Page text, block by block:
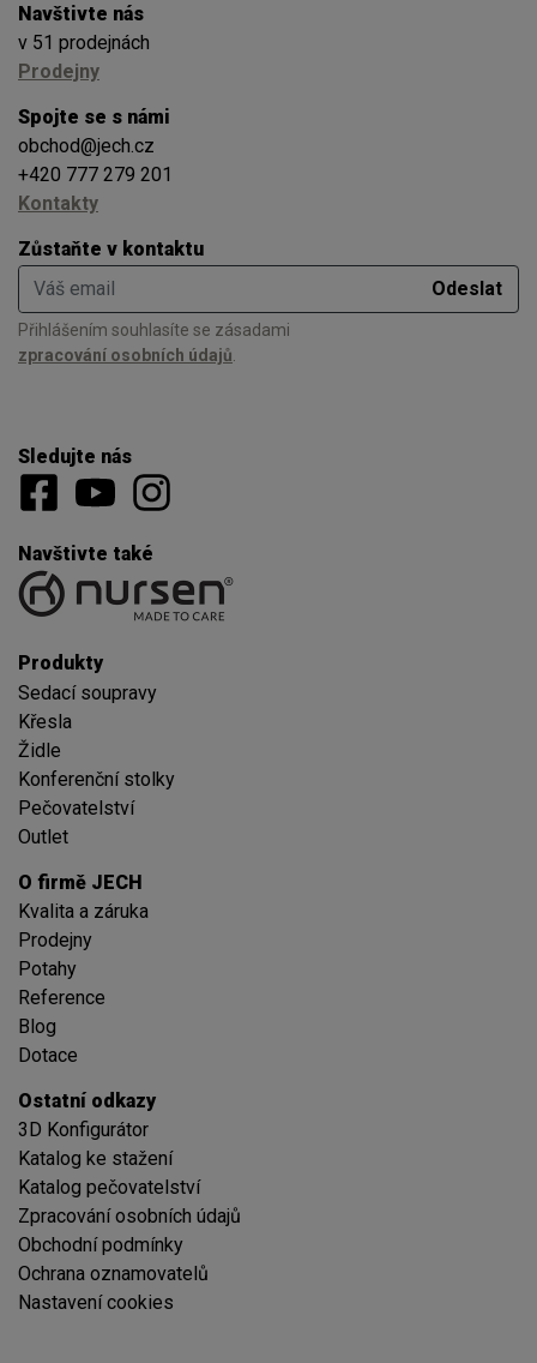
Navštivte nás
v 51 prodejnách
Prodejny
Spojte se s námi
obchod@jech.cz
+420 777 279 201
Kontakty
Zůstaňte v kontaktu
Váš email
Odeslat
Přihlášením souhlasíte se zásadami
zpracování osobních údajů
Sledujte nás
Navštivte také
Produkty
Sedací soupravy
Křesla
Židle
Konferenční stolky
Pečovatelství
Outlet
O firmě JECH
Kvalita a záruka
Prodejny
Potahy
Reference
Blog
Dotace
Ostatní odkazy
3D Konfigurátor
Katalog ke stažení
Katalog pečovatelství
Zpracování osobních údajů
Obchodní podmínky
Ochrana oznamovatelů
Nastavení cookies